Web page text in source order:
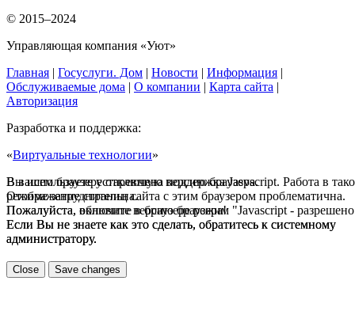
© 2015–2024
Управляющая компания «Уют»
Главная | Госуслуги. Дом | Новости | Информация |
Обслуживаемые дома | О компании | Карта сайта |
Авторизация
Разработка и поддержка:
«Виртуальные технологии»
В вашем браузере отключена поддержка Jasvscript. Работа в
режиме затруднительна.
Пожалуйста, включите в браузере режим "Javascript -
Если Вы не знаете как это сделать, обратитесь к системному
администратору.
Вы используете устаревшую версию браузера.
Отображение страниц сайта с этим браузером проблематична.
Пожалуйста, обновите версию браузера!
Если Вы не знаете как это сделать, обратитесь к системному
администратору.
Close Save changes